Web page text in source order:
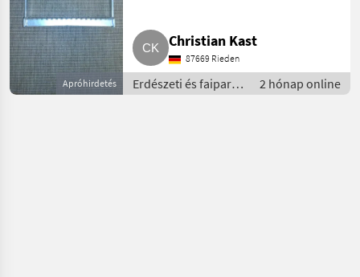
Apróhirdetés
Christian Kast
87669 Rieden
Erdészeti és faipari
gépek / Erdészeti
2 hónap online